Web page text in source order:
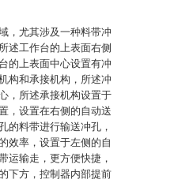
，尤其涉及一种料带冲
述工作台的上表面右侧
的上表面中心设置有冲
构和承接机构，所述冲
，所述承接机构设置于
，设置在右侧的自动送
的料带进行输送冲孔，
效率，设置于左侧的自
运输走，更方便快捷，
下方，控制器内部提前